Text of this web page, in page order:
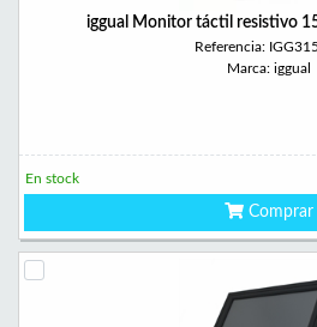
iggual Monitor táctil resistivo
Referencia:
Marca: iggual
En stock
Comprar